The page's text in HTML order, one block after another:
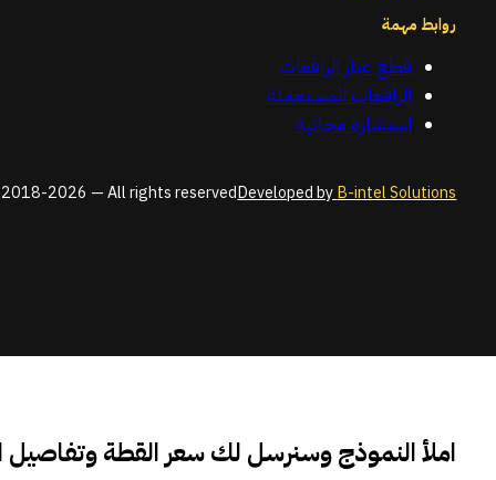
روابط مهمة
قطع غيار الرافعات
الرافعات المستعملة
استشارة مجانية
2026 — All rights reservedDeveloped byB-intel Solutions
املأ النموذج وسنرسل لك سعر القطة